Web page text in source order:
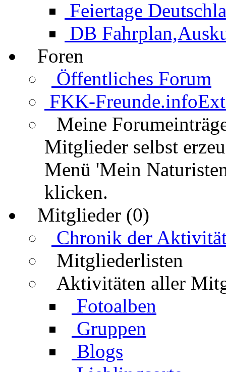
Feiertage
DB
Foren
Öffentliches Forum
FKK-Freunde.info
Meine
Mitglieder selbst
Menü 'Mein
klicken.
Mitglieder (0)
Chronik der
Mitgliederlisten
Aktivitäten aller
Fotoalben
Gruppen
Blogs